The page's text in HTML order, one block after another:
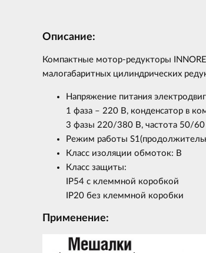
Описание:
Компактные мотор-редукторы
малогабаритных цилиндрических
Напряжение питания
1 фаза – 220 В, конденсатор в
3 фазы 220/380 В, частота 50/60
Режим работы
Класс изоляции обмоток: В
Класс защиты:
IP54 с клеммной коробкой
IP20 без клеммной коробки
Применение: